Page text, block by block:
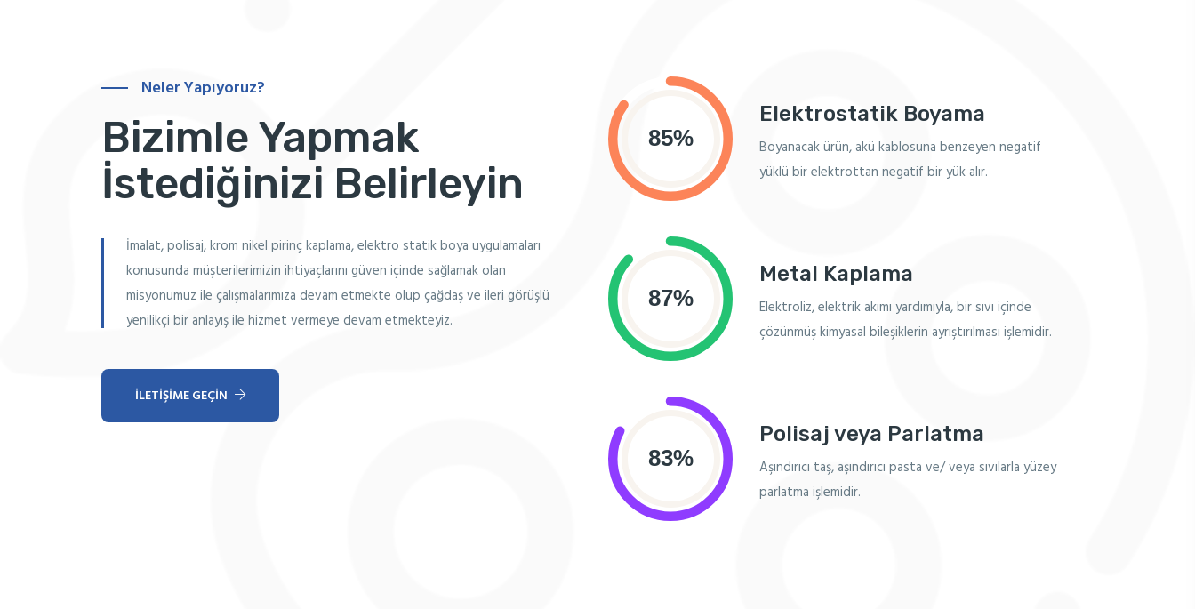
Neler Yapıyoruz?
Bizimle Yapmak
İstediğinizi Belirleyin
İmalat, polisaj, krom nikel pirinç kaplama, elektro statik boya uygulamaları
konusunda müşterilerimizin ihtiyaçlarını güven içinde sağlamak olan
misyonumuz ile çalışmalarımıza devam etmekte olup çağdaş ve ileri görüşlü
yenilikçi bir anlayış ile hizmet vermeye devam etmekteyiz.
İLETIŞIME GEÇIN
Elektrostatik Boyama
Boyanacak ürün, akü kablosuna benzeyen negatif
yüklü bir elektrottan negatif bir yük alır.
Metal Kaplama
Elektroliz, elektrik akımı yardımıyla, bir sıvı içinde
çözünmüş kimyasal bileşiklerin ayrıştırılması işlemidir.
Polisaj veya Parlatma
Aşındırıcı taş, aşındırıcı pasta ve/ veya sıvılarla yüzey
parlatma işlemidir.